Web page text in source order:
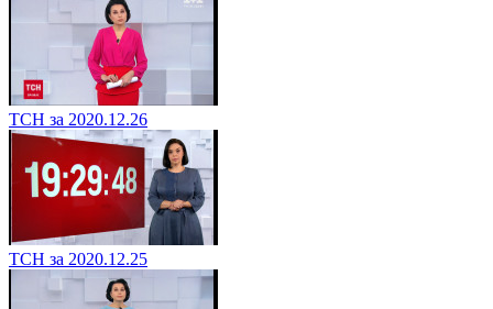
ТСН за 2020.12.26
ТСН за 2020.12.25